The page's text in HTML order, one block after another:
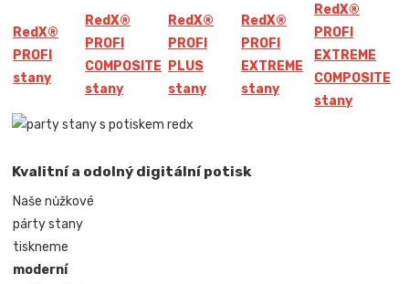
RedX®
PROFI
stany
RedX®
PROFI
COMPOSITE
stany
RedX®
PROFI
PLUS
stany
RedX®
PROFI
EXTREME
stany
RedX®
PROFI
EXTREME
COMPOSITE
stany
Kvalitní a odolný digitální potisk
Naše nůžkové
párty stany
tiskneme
moderní